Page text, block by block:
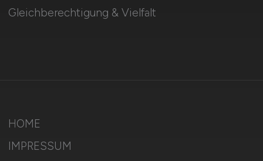
Gleichberechtigung & Vielfalt
HOME
IMPRESSUM